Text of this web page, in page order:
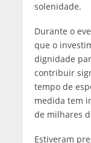
solenidade.
Durante o
que o
dignidade
contribuir
tempo de
medida tem
de milhares
Estiveram